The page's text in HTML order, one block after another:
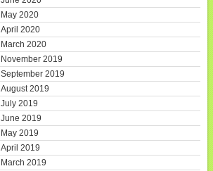
May 2020
April 2020
March 2020
November 2019
September 2019
August 2019
July 2019
June 2019
May 2019
April 2019
March 2019